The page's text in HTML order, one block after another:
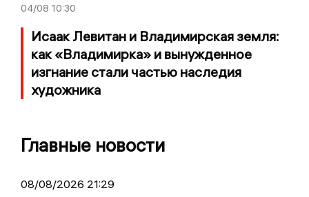
04/08 10:30
Исаак Левитан и Владимирская земля:
как «Владимирка» и вынужденное
изгнание стали частью наследия
художника
Главные новости
08/08/2026 21:29